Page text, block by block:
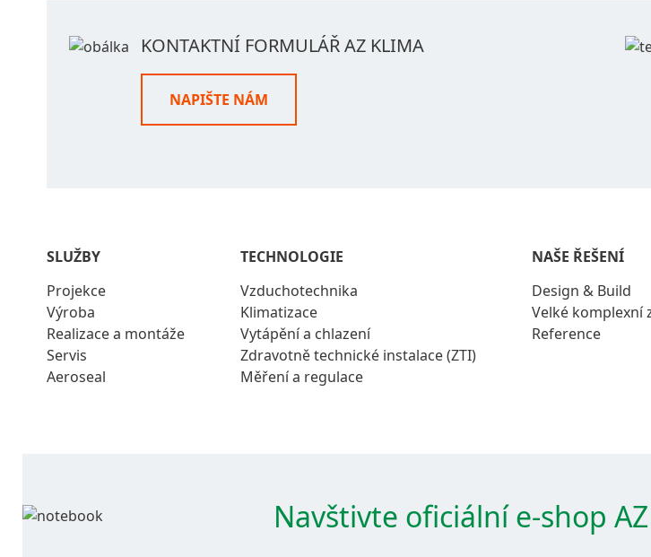
KONTAKTNÍ FORMULÁŘ AZ KLIMA
NAPIŠTE NÁM
SLUŽBY
Projekce
Výroba
Realizace a montáže
Servis
Aeroseal
TECHNOLOGIE
Vzduchotechnika
Klimatizace
Vytápění a chlazení
Zdravotně technické instalace (ZTI)
Měření a regulace
NAŠE ŘEŠENÍ
Design & Build
Velké komplexní
Reference
Navštivte oficiální e-shop